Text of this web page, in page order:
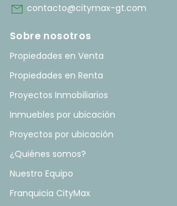
mail contacto@citymax-gt.com
Sobre nosotros
Propiedades en Venta
Propiedades en Renta
Proyectos Inmobiliarios
Inmuebles por ubicación
Proyectos por ubicación
¿Quiénes somos?
Nuestro Equipo
Franquicia CityMax